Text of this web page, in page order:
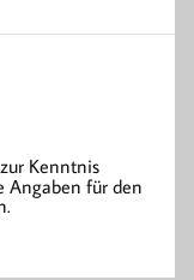
Kenntnis
Angaben für den